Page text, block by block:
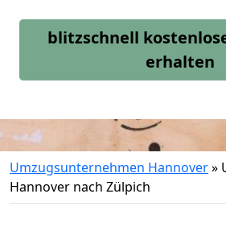
blitzschnell
erhalten
Umzugsunternehmen Hannover»
Hannover nach Zülpich